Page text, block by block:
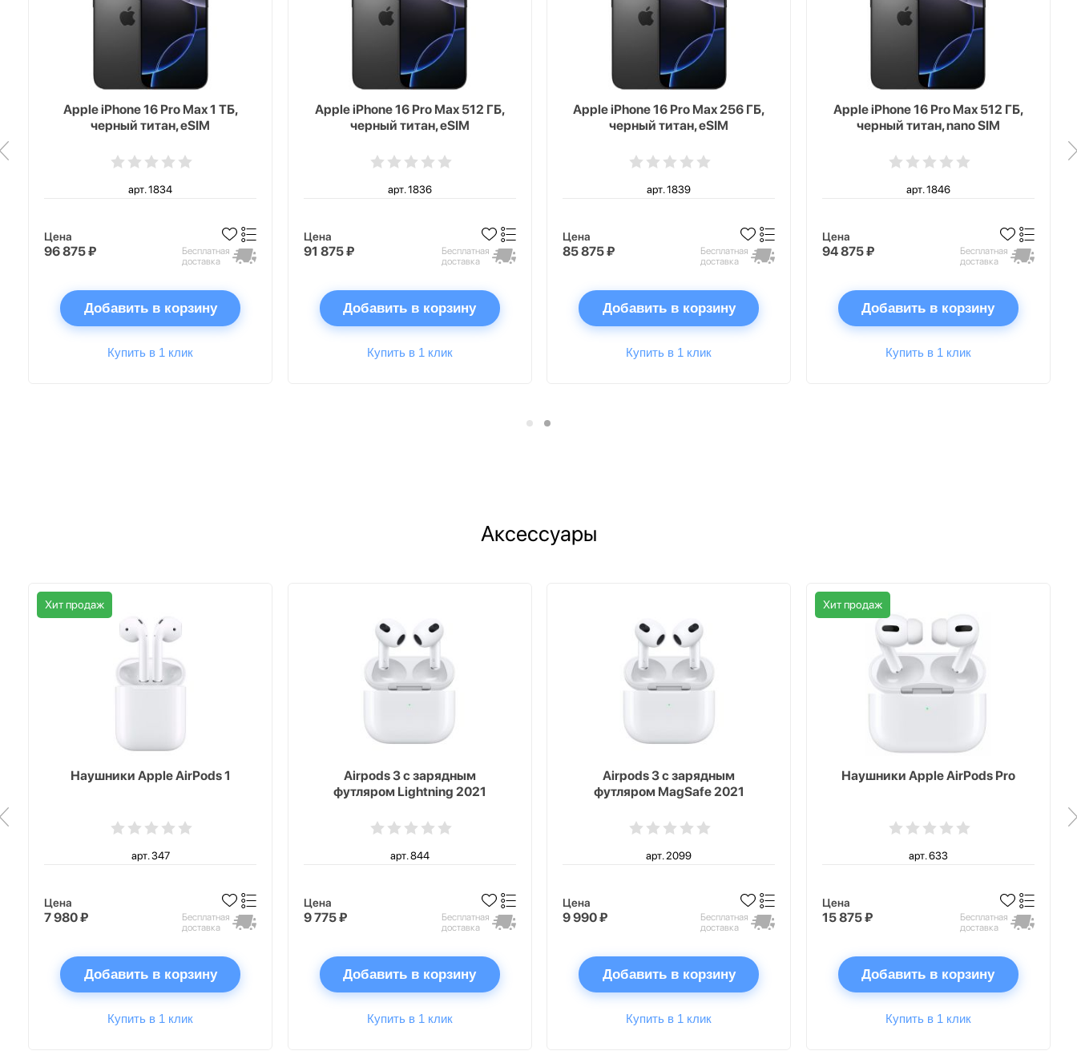
Apple iPhone 16 Pro Max 1 ТБ,
черный титан, eSIM
арт. 1834
Цена
96 875 ₽
Бесплатная
доставка
Добавить в корзину
Купить в 1 клик
Apple iPhone 16 Pro Max 512 ГБ,
черный титан, eSIM
арт. 1836
Цена
91 875 ₽
Бесплатная
доставка
Добавить в корзину
Купить в 1 клик
Apple iPhone 16 Pro Max 256 ГБ,
черный титан, eSIM
арт. 1839
Цена
85 875 ₽
Бесплатная
доставка
Добавить в корзину
Купить в 1 клик
Apple iPhone 16 Pro Max 512 ГБ,
черный титан, nano SIM
арт. 1846
Цена
94 875 ₽
Бесплатная
доставка
Добавить в корзину
Купить в 1 клик
Аксессуары
Хит продаж
Наушники Apple AirPods 1
арт. 347
Цена
7 980 ₽
Бесплатная
доставка
Добавить в корзину
Купить в 1 клик
Airpods 3 с зарядным
футляром Lightning 2021
арт. 844
Цена
9 775 ₽
Бесплатная
доставка
Добавить в корзину
Купить в 1 клик
Airpods 3 с зарядным
футляром MagSafe 2021
арт. 2099
Цена
9 990 ₽
Бесплатная
доставка
Добавить в корзину
Купить в 1 клик
Хит продаж
Наушники Apple AirPods Pro
арт. 633
Цена
15 875 ₽
Бесплатная
доставка
Добавить в корзину
Купить в 1 клик